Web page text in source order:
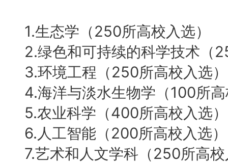
1.生态学（250所高校入选）
2.绿色和可持续的科学技术（
3.环境工程（250所高校入选）
4.海洋与淡水生物学（100所
5.农业科学（400所高校入选）
6.人工智能（200所高校入选）
7.艺术和人文学科（250所高